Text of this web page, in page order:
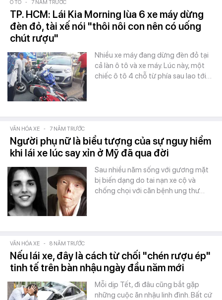
Ô TÔ - 7 NĂM TRƯỚC
TP. HCM: Lái Kia Morning lùa 6 xe máy dừng
đèn đỏ, tài xế nói "thôi nôi con nên có uống
chút rượu"
Nhiều xe máy đang dừng đèn đỏ tại
cả làn ô tô và xe máy. Lúc này, một
chiếc ô tô 4 chỗ từ phía sau lao tới…
VĂN HÓA XE - 7 NĂM TRƯỚC
Người phụ nữ là biểu tượng của sự nguy hiểm
khi lái xe lúc say xỉn ở Mỹ đã qua đời
Sau nhiều năm sống với gương mặt
bị biến dạng do tai nạn xe cộ và
chống chọi với căn bệnh ung thư…
VĂN HÓA XE - 8 NĂM TRƯỚC
Nếu lái xe, đây là cách từ chối "chén rượu ép"
tinh tế trên bàn nhậu ngày đầu năm mới
Mỗi dịp Tết, đi đâu cũng bắt gặp
những cuộc ăn nhậu linh đình. Bất cứ